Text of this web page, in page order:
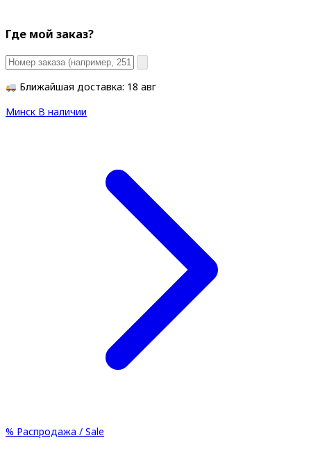
Где мой заказ?
Ближайшая доставка: 18 авг
Минск В наличии
% Распродажа / Sale